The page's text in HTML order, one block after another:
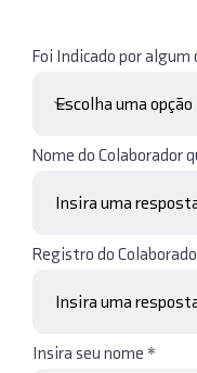
Foi Indicado por algum
Nome do Colaborador
Registro do
Insira seu nome